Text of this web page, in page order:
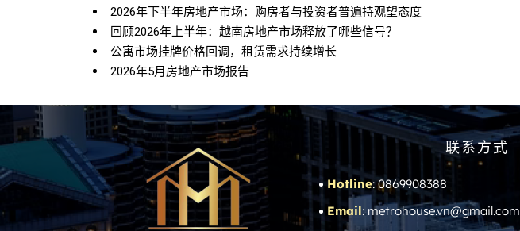
2026年下半年房地产市场：购房者与投资者普遍持观望态度
回顾2026年上半年：越南房地产市场释放了哪些信号？
公寓市场挂牌价格回调，租赁需求持续增长
2026年5月房地产市场报告
联系方式
Hotline: 0869908388
Email: metrohouse.vn@gmail.com